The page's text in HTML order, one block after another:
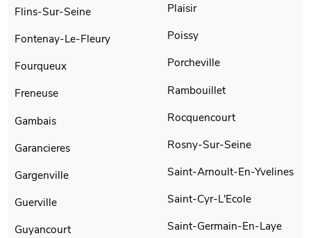
Flins-Sur-Seine
Fontenay-Le-Fleury
Fourqueux
Freneuse
Gambais
Garancieres
Gargenville
Guerville
Guyancourt
Plaisir
Poissy
Porcheville
Rambouillet
Rocquencourt
Rosny-Sur-Seine
Saint-Arnoult-En-Yvelines
Saint-Cyr-L'Ecole
Saint-Germain-En-Laye